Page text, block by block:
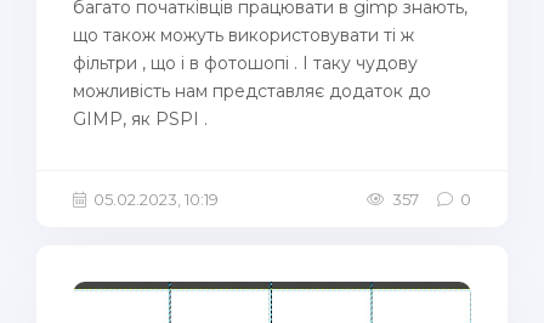
багато початківців працювати в gimp знають,
що також можуть використовувати ті ж
фільтри , що і в фотошопі . І таку чудову
можливість нам представляє додаток до
GIMP, як PSPI .
05.02.2023, 10:19 357 0